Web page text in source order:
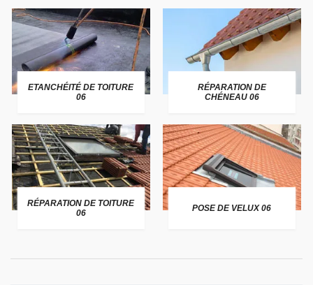
ETANCHÉITÉ DE TOITURE
06
RÉPARATION DE
CHÉNEAU 06
RÉPARATION DE TOITURE
06
POSE DE VELUX 06